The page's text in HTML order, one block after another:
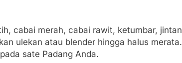
cabai merah, cabai rawit, ketumbar,
ulekan atau blender hingga halus
sate Padang Anda.